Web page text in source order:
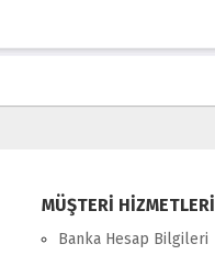
MÜŞTERİ HİZMETLERİ
Banka Hesap Bilgileri